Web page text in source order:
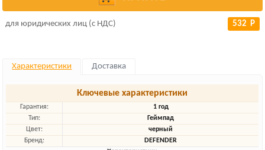
для юридических лиц (с НДС) 532 Р
Характеристики Доставка
Ключевые характеристики
Гарантия:
1 год
Тип:
Геймпад
Цвет:
черный
Бренд:
DEFENDER